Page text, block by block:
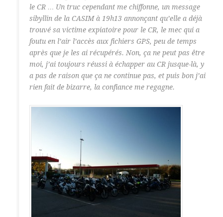
le CR … Un truc cependant me chiffonne, un message
sibyllin de la CASIM à 19h13 annonçant qu’elle a déjà
trouvé sa victime expiatoire pour le CR, le mec qui a
foutu en l’air l’accès aux fichiers GPS, peu de temps
après que je les ai récupérés. Non, ça ne peut pas être
moi, j’ai toujours réussi à échapper au CR jusque-là, y
a pas de raison que ça ne continue pas, et puis bon j’ai
rien fait de bizarre, la confiance me regagne.